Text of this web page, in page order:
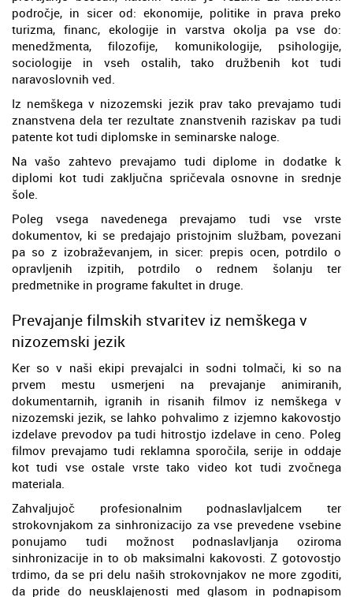
področje, in sicer od: ekonomije, politike in prava preko
turizma, financ, ekologije in varstva okolja pa vse do:
menedžmenta, filozofije, komunikologije, psihologije,
sociologije in vseh ostalih, tako družbenih kot tudi
naravoslovnih ved.
Iz nemškega v nizozemski jezik prav tako prevajamo tudi
znanstvena dela ter rezultate znanstvenih raziskav pa tudi
patente kot tudi diplomske in seminarske naloge.
Na vašo zahtevo prevajamo tudi diplome in dodatke k
diplomi kot tudi zaključna spričevala osnovne in srednje
šole.
Poleg vsega navedenega prevajamo tudi vse vrste
dokumentov, ki se predajajo pristojnim službam, povezani
pa so z izobraževanjem, in sicer: prepis ocen, potrdilo o
opravljenih izpitih, potrdilo o rednem šolanju ter
predmetnike in programe fakultet in druge.
Prevajanje filmskih stvaritev iz nemškega v
nizozemski jezik
Ker so v naši ekipi prevajalci in sodni tolmači, ki so na
prvem mestu usmerjeni na prevajanje animiranih,
dokumentarnih, igranih in risanih filmov iz nemškega v
nizozemski jezik, se lahko pohvalimo z izjemno kakovostjo
izdelave prevodov pa tudi hitrostjo izdelave in ceno. Poleg
filmov prevajamo tudi reklamna sporočila, serije in oddaje
kot tudi vse ostale vrste tako video kot tudi zvočnega
materiala.
Zahvaljujoč profesionalnim podnaslavljalcem ter
strokovnjakom za sinhronizacijo za vse prevedene vsebine
ponujamo tudi možnost podnaslavljanja oziroma
sinhronizacije in to ob maksimalni kakovosti. Z gotovostjo
trdimo, da se pri delu naših strokovnjakov ne more zgoditi,
da pride do neusklajenosti med glasom in podnapisom